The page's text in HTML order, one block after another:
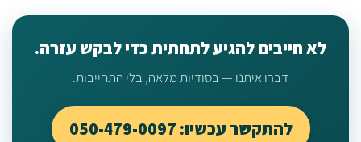
לא חייבים להגיע לתחתית כדי לבקש עזרה.
דברו איתנו — בסודיות מלאה, בלי התחייבות.
להתקשר עכשיו: 050-479-0097